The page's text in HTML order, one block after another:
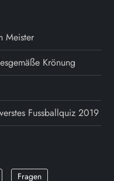
Meister
Krönung
Fussballquiz 2019
Fragen